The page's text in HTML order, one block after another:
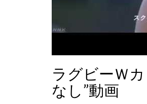
ラグビーＷ
なし”動画